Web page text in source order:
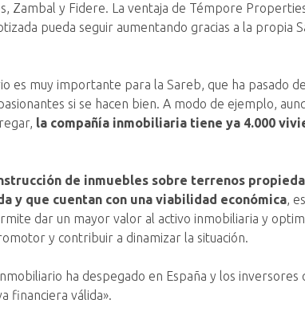
Zambal y Fidere. La ventaja de Témpore
pueda seguir aumentando gracias a la propia
es muy importante para la Sareb, que ha pasado
si se hacen bien. A modo de ejemplo,
la compañía inmobiliaria tiene ya 4.000
de inmuebles sobre terrenos
y que cuentan con una viabilidad económica,
dar un mayor valor al activo inmobiliaria y
y contribuir a dinamizar la situación.
ha despegado en España y los
financiera válida».